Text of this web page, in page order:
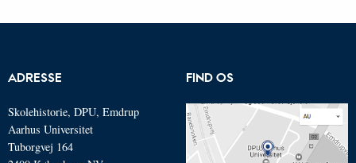
FIND OS
ADRESSE
Skolehistorie, DPU, Emdrup
Aarhus Universitet
Tuborgvej 164